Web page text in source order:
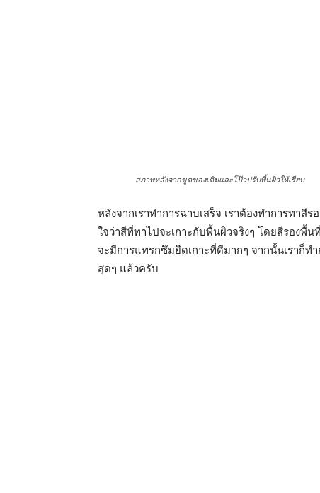
สภาพหลังจากขูดของเดิมและโป๊วปรับพื้นผิวให้เรียบ
หลังจากเราทำการฉาบเสร็จ เราต้องทำการทาสีร
ใจว่าสีที่ทาไปจะเกาะกับพื้นผิวจริงๆ โดยสีรองพื้
จะมีการแทรกซึมยึดเกาะที่ดีมากๆ จากนั้นเราก็ท
สุดๆ แล้วครับ